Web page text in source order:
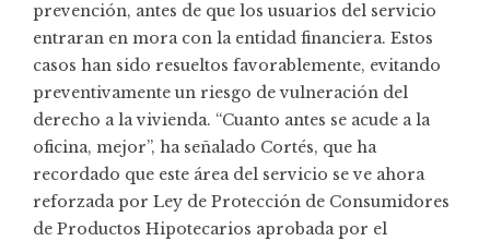
prevención, antes de que los usuarios del servicio
entraran en mora con la entidad financiera. Estos
casos han sido resueltos favorablemente, evitando
preventivamente un riesgo de vulneración del
derecho a la vivienda. “Cuanto antes se acude a la
oficina, mejor”, ha señalado Cortés, que ha
recordado que este área del servicio se ve ahora
reforzada por Ley de Protección de Consumidores
de Productos Hipotecarios aprobada por el